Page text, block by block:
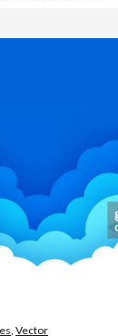
, Vector